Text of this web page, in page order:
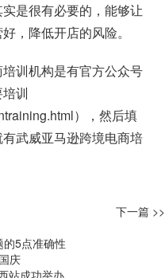
是很有必要的，能够让
，降低开店的风险。
训机构是有官方公众号
训
），然后填
武威亚马逊跨境电商培
下一篇 >>
5点准确性
庆